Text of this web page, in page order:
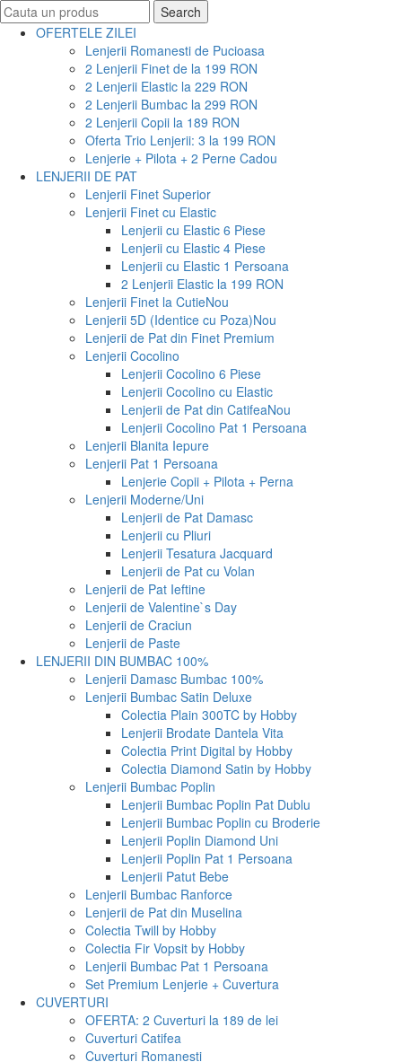
Search
for:
Search
OFERTELE ZILEI
Lenjerii Romanesti de Pucioasa
2 Lenjerii Finet de la 199 RON
2 Lenjerii Elastic la 229 RON
2 Lenjerii Bumbac la 299 RON
2 Lenjerii Copii la 189 RON
Oferta Trio Lenjerii: 3 la 199 RON
Lenjerie + Pilota + 2 Perne Cadou
LENJERII DE PAT
Lenjerii Finet Superior
Lenjerii Finet cu Elastic
Lenjerii cu Elastic 6 Piese
Lenjerii cu Elastic 4 Piese
Lenjerii cu Elastic 1 Persoana
2 Lenjerii Elastic la 199 RON
Lenjerii Finet la CutieNou
Lenjerii 5D (Identice cu Poza)Nou
Lenjerii de Pat din Finet Premium
Lenjerii Cocolino
Lenjerii Cocolino 6 Piese
Lenjerii Cocolino cu Elastic
Lenjerii de Pat din CatifeaNou
Lenjerii Cocolino Pat 1 Persoana
Lenjerii Blanita Iepure
Lenjerii Pat 1 Persoana
Lenjerie Copii + Pilota + Perna
Lenjerii Moderne/Uni
Lenjerii de Pat Damasc
Lenjerii cu Pliuri
Lenjerii Tesatura Jacquard
Lenjerii de Pat cu Volan
Lenjerii de Pat Ieftine
Lenjerii de Valentine`s Day
Lenjerii de Craciun
Lenjerii de Paste
LENJERII DIN BUMBAC 100%
Lenjerii Damasc Bumbac 100%
Lenjerii Bumbac Satin Deluxe
Colectia Plain 300TC by Hobby
Lenjerii Brodate Dantela Vita
Colectia Print Digital by Hobby
Colectia Diamond Satin by Hobby
Lenjerii Bumbac Poplin
Lenjerii Bumbac Poplin Pat Dublu
Lenjerii Bumbac Poplin cu Broderie
Lenjerii Poplin Diamond Uni
Lenjerii Poplin Pat 1 Persoana
Lenjerii Patut Bebe
Lenjerii Bumbac Ranforce
Lenjerii de Pat din Muselina
Colectia Twill by Hobby
Colectia Fir Vopsit by Hobby
Lenjerii Bumbac Pat 1 Persoana
Set Premium Lenjerie + Cuvertura
CUVERTURI
OFERTA: 2 Cuverturi la 189 de lei
Cuverturi Catifea
Cuverturi Romanesti